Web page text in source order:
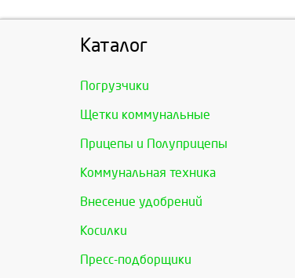
Каталог
Погрузчики
Щетки коммунальные
Прицепы и Полуприцепы
Коммунальная техника
Внесение удобрений
Косилки
Пресс-подборщики